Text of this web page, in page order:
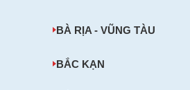
BÀ RỊA - VŨNG TÀU
BẮC KẠN